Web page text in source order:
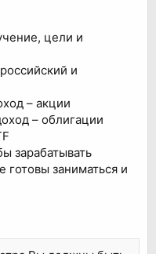
цели и
и
– акции
– облигации
зарабатывать
заниматься и